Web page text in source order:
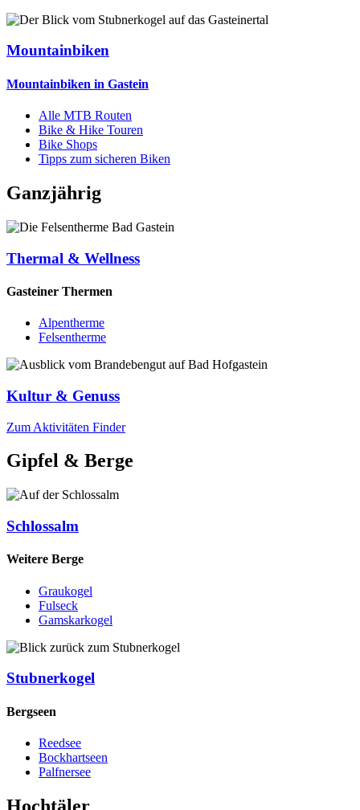
Mountainbiken
Mountainbiken in Gastein
Alle MTB Routen
Bike & Hike Touren
Bike Shops
Tipps zum sicheren Biken
Ganzjährig
Thermal & Wellness
Gasteiner Thermen
Alpentherme
Felsentherme
Kultur & Genuss
Zum Aktivitäten Finder
Gipfel & Berge
Schlossalm
Weitere Berge
Graukogel
Fulseck
Gamskarkogel
Stubnerkogel
Bergseen
Reedsee
Bockhartseen
Palfnersee
Hochtäler